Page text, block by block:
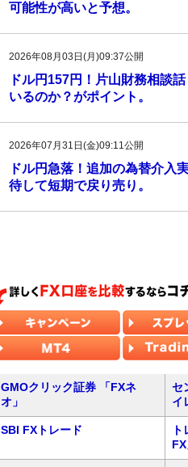
可能性が高いと予想。
2026年08月03日(月)09:37公開
ドル円157円！片山財務相談
いるのか？がポイント。
2026年07月31日(金)09:11公開
ドル円急落！追加の為替介入
待して短期で戻り売り。
GMOクリック証券 「FXネ
オ」
セ
イ
SBI FXトレード
FX